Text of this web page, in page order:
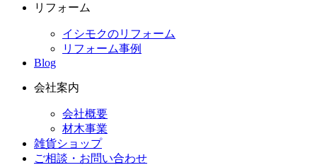
リフォーム
イシモクのリフォーム
リフォーム事例
Blog
会社案内
会社概要
材木事業
雑貨ショップ
ご相談・お問い合わせ